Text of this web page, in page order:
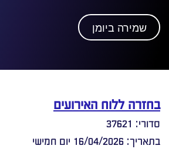
שמירה ביומן
בחזרה ללוח האירועים
סדורי: 37621
בתאריך: 16/04/2026 יום חמישי